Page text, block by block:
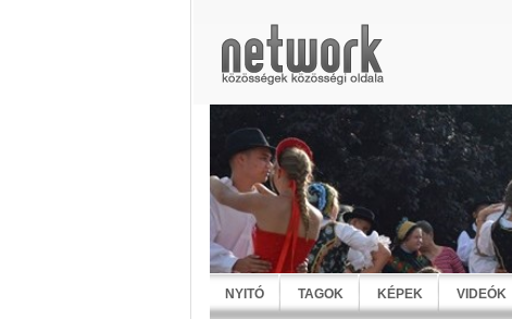
NYITÓ TAGOK KÉPEK VIDEÓK